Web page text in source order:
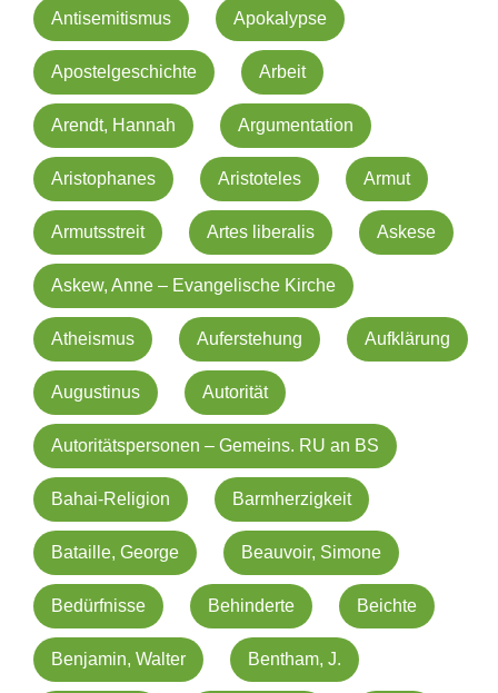
Antisemitismus Apokalypse
Apostelgeschichte Arbeit
Arendt, Hannah Argumentation
Aristophanes Aristoteles Armut
Armutsstreit Artes liberalis Askese
Askew, Anne – Evangelische Kirche
Atheismus Auferstehung Aufklärung
Augustinus Autorität
Autoritätspersonen – Gemeins. RU an BS
Bahai-Religion Barmherzigkeit
Bataille, George Beauvoir, Simone
Bedürfnisse Behinderte Beichte
Benjamin, Walter Bentham, J.